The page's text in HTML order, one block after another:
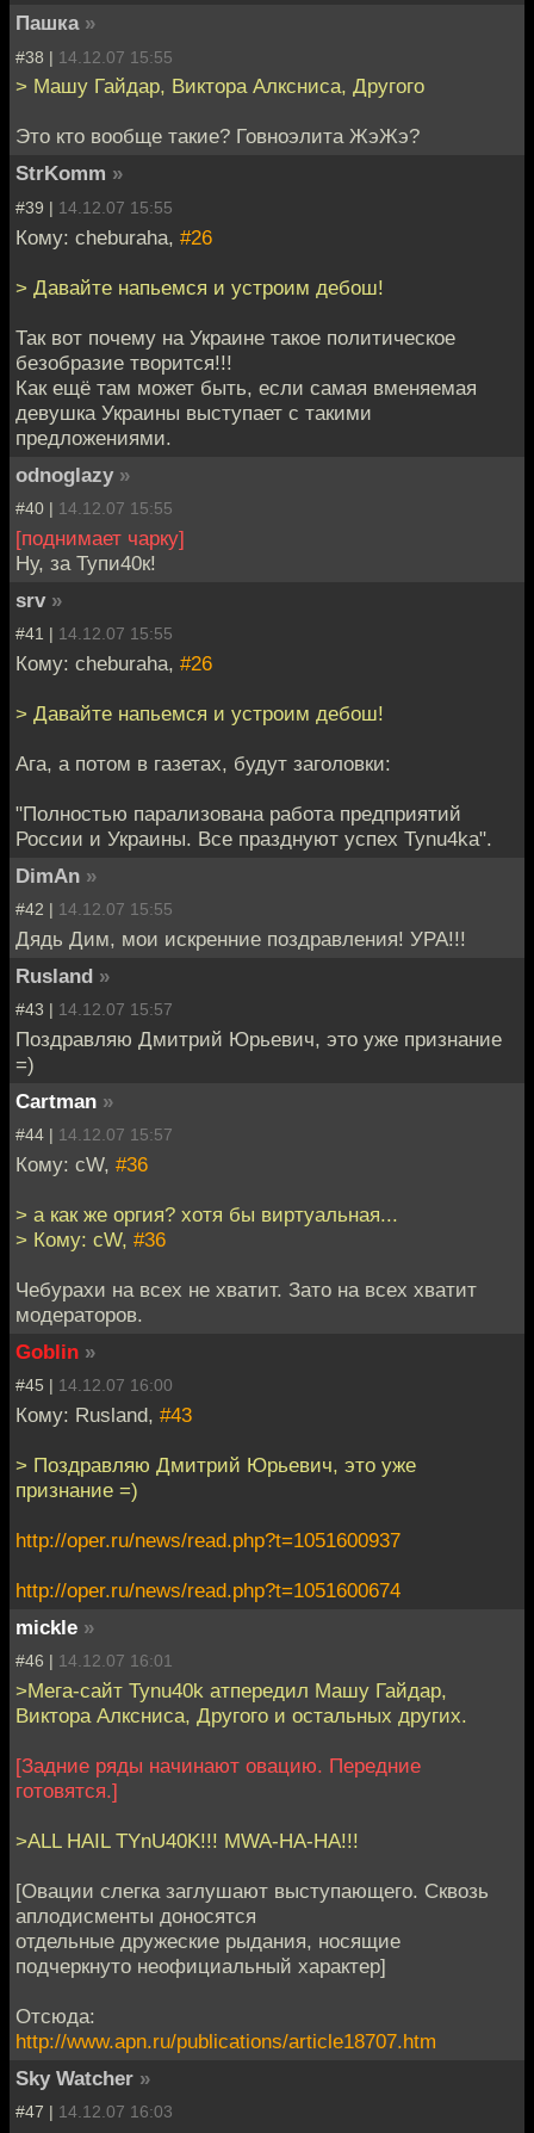
Пашка »
#38 | 14.12.07 15:55
> Машу Гайдар, Виктора Алксниса, Другого
Это кто вообще такие? Говноэлита ЖэЖэ?
StrKomm »
#39 | 14.12.07 15:55
Кому: cheburaha, #26
> Давайте напьемся и устроим дебош!
Так вот почему на Украине такое политическое
безобразие творится!!!
Как ещё там может быть, если самая вменяемая
девушка Украины выступает с такими
предложениями.
odnoglazy »
#40 | 14.12.07 15:55
[поднимает чарку]
Ну, за Тупи40к!
srv »
#41 | 14.12.07 15:55
Кому: cheburaha, #26
> Давайте напьемся и устроим дебош!
Ага, а потом в газетах, будут заголовки:
"Полностью парализована работа предприятий
России и Украины. Все празднуют успех Tynu4kа".
DimAn »
#42 | 14.12.07 15:55
Дядь Дим, мои искренние поздравления! УРА!!!
Rusland »
#43 | 14.12.07 15:57
Поздравляю Дмитрий Юрьевич, это уже признание
=)
Cartman »
#44 | 14.12.07 15:57
Кому: cW, #36
> а как же оргия? хотя бы виртуальная...
> Кому: cW, #36
Чебурахи на всех не хватит. Зато на всех хватит
модераторов.
Goblin »
#45 | 14.12.07 16:00
Кому: Rusland, #43
> Поздравляю Дмитрий Юрьевич, это уже
признание =)
http://oper.ru/news/read.php?t=1051600937
http://oper.ru/news/read.php?t=1051600674
mickle »
#46 | 14.12.07 16:01
>Мега-сайт Tynu40k атпередил Машу Гайдар,
Виктора Алксниса, Другого и остальных других.
[Задние ряды начинают овацию. Передние
готовятся.]
>ALL HAIL TYnU40K!!! MWA-HA-HA!!!
[Овации слегка заглушают выступающего. Сквозь
аплодисменты доносятся
отдельные дружеские рыдания, носящие
подчеркнуто неофициальный характер]
Отсюда:
http://www.apn.ru/publications/article18707.htm
Sky Watcher »
#47 | 14.12.07 16:03